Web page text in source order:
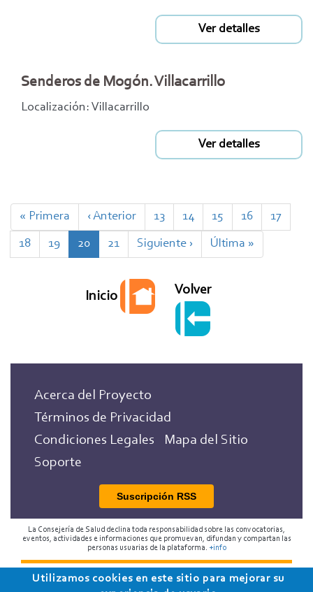
Ver detalles
Senderos de Mogón. Villacarrillo
Localización: Villacarrillo
Ver detalles
Paginación
Primera
página
« Primera
Página
anterior
‹ Anterior Page
13 Page
14 Page
15 Page
16 Page
17
Page
18 Page
19
Página
actual
20 Page
21
Siguiente
página
Siguiente ›
Última
página
Última »
Inicio Volver
Acerca del Proyecto
Términos de Privacidad
Condiciones Legales
Mapa del Sitio
Soporte
Suscripción RSS
La Consejería de Salud declina toda responsabilidad sobre las convocatorias,
eventos, actividades e informaciones que promuevan, difundan y compartan las
personas usuarias de la plataforma. +info
2018 Programa de Envejecimiento Saludable de la
Utilizamos cookies en este sitio para mejorar su